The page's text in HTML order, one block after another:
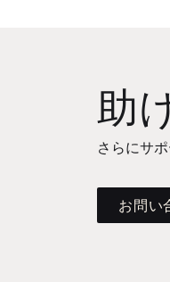
助
さらにサ
お問い